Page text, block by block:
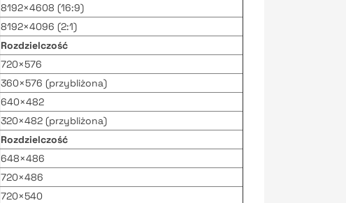
8192×4608 (16:9)
8192×4096 (2:1)
Rozdzielczość
720×576
360×576 (przybliżona)
640×482
320×482 (przybliżona)
Rozdzielczość
648×486
720×486
720×540